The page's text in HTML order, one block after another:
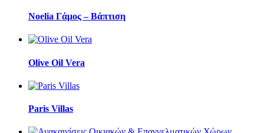
Noelia Γάμος – Βάπτιση
Olive Oil Vera
Paris Villas